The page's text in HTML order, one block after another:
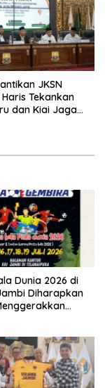
JKSN
Tekankan
dan Kiai Jaga
Dunia 2026 di
Diharapkan